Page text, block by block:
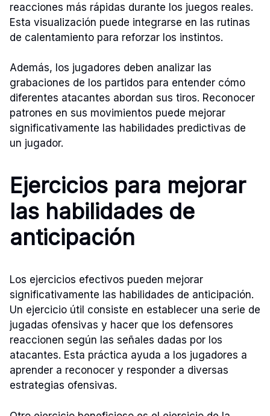
reacciones más rápidas durante los juegos reales.
Esta visualización puede integrarse en las rutinas
de calentamiento para reforzar los instintos.
Además, los jugadores deben analizar las
grabaciones de los partidos para entender cómo
diferentes atacantes abordan sus tiros. Reconocer
patrones en sus movimientos puede mejorar
significativamente las habilidades predictivas de
un jugador.
Ejercicios para mejorar
las habilidades de
anticipación
Los ejercicios efectivos pueden mejorar
significativamente las habilidades de anticipación.
Un ejercicio útil consiste en establecer una serie de
jugadas ofensivas y hacer que los defensores
reaccionen según las señales dadas por los
atacantes. Esta práctica ayuda a los jugadores a
aprender a reconocer y responder a diversas
estrategias ofensivas.